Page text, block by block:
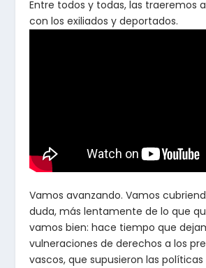
Entre todos y todas, las traeremos
con los exiliados y deportados.
Vamos avanzando. Vamos
duda, más lentamente de lo que
vamos bien: hace tiempo que
vulneraciones de derechos a los
vascos, que supusieron las